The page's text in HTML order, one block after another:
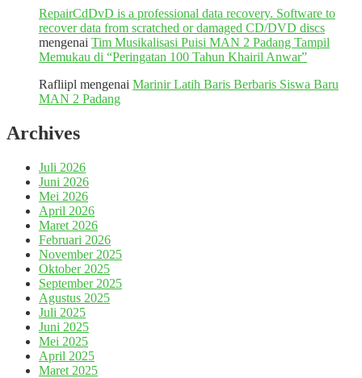
RepairCdDvD is a professional data recovery. Software to
recover data from scratched or damaged CD/DVD discs
mengenai Tim Musikalisasi Puisi MAN 2 Padang Tampil
Memukau di “Peringatan 100 Tahun Khairil Anwar”
Rafliipl mengenai Marinir Latih Baris Berbaris Siswa Baru
MAN 2 Padang
Archives
Juli 2026
Juni 2026
Mei 2026
April 2026
Maret 2026
Februari 2026
November 2025
Oktober 2025
September 2025
Agustus 2025
Juli 2025
Juni 2025
Mei 2025
April 2025
Maret 2025